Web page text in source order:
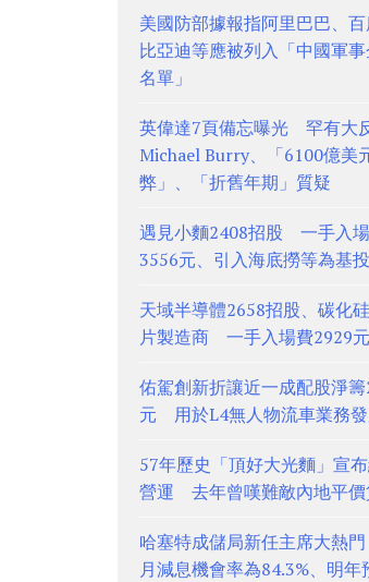
美國防部據報指阿里巴巴、百
比亞迪等應被列入「中國軍
名單」
英偉達7頁備忘曝光 罕有大
Michael Burry、「6100億美
弊」、「折舊年期」質疑
遇見小麵2408招股 一手入
3556元、引入海底撈等為基投
天域半導體2658招股、碳化
片製造商 一手入場費2929元
佑駕創新折讓近一成配股淨
元 用於L4無人物流車業務
57年歷史「頂好大光麵」宣
營運 去年曾嘆難敵內地平價
哈塞特成儲局新任主席大熱
月減息機會率為84.3%、明年